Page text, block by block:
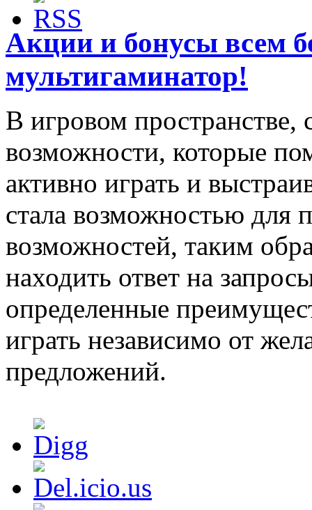
Акции и бонусы всем
мультигаминатор!
В игровом пространстве,
возможности, которые
активно играть и
стала возможностью для
возможностей, таким
находить ответ на
определенные
играть независимо от
предложений.